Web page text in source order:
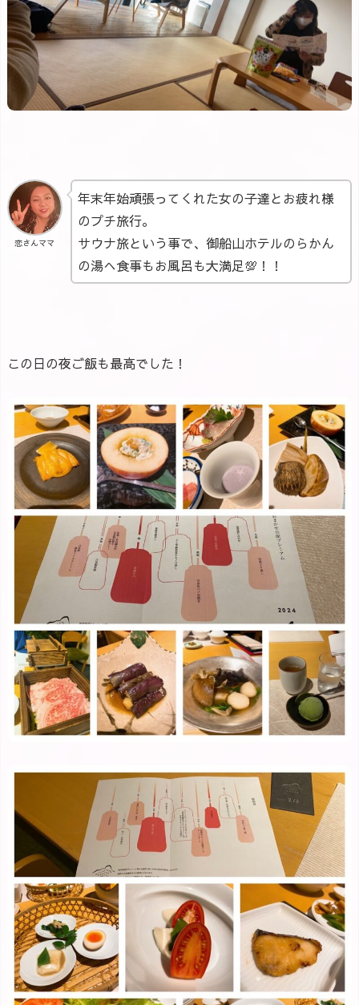
恋さんママ
年末年始頑張ってくれた女の子達とお疲れ様
のプチ旅行。
サウナ旅という事で、御船山ホテルのらかん
の湯へ食事もお風呂も大満足💯！！
この日の夜ご飯も最高でした！